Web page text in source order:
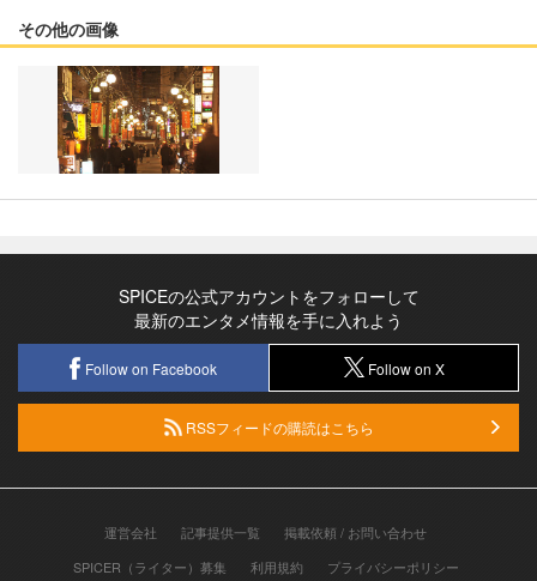
その他の画像
SPICEの公式アカウントをフォローして
最新のエンタメ情報を手に入れよう
Follow on Facebook Follow on X
RSSフィードの購読はこちら
運営会社 記事提供一覧
掲載依頼 / お問い合わせ
SPICER（ライター）募集
利用規約 プライバシーポリシー